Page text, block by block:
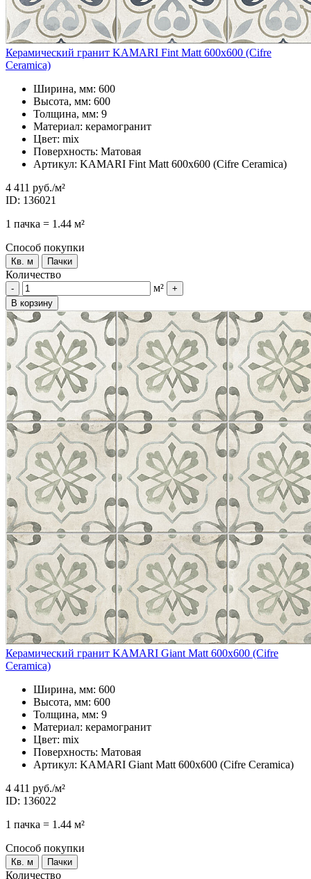
Керамический гранит KAMARI Fint Matt 600x600 (Cifre
Ceramica)
Ширина, мм: 600
Высота, мм: 600
Толщина, мм: 9
Материал: керамогранит
Цвет: mix
Поверхность: Матовая
Артикул: KAMARI Fint Matt 600x600 (Cifre Ceramica)
4 411 руб./м²
ID: 136021
1 пачка = 1.44 м²
Способ покупки
Кв. м Пачки
Количество
- м²
+
В корзину
Керамический гранит KAMARI Giant Matt 600x600 (Cifre
Ceramica)
Ширина, мм: 600
Высота, мм: 600
Толщина, мм: 9
Материал: керамогранит
Цвет: mix
Поверхность: Матовая
Артикул: KAMARI Giant Matt 600x600 (Cifre Ceramica)
4 411 руб./м²
ID: 136022
1 пачка = 1.44 м²
Способ покупки
Кв. м Пачки
Количество